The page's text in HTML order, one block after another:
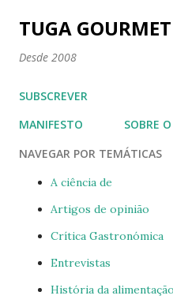
Avançar para o
TUGA
Desde 2008
SUBSCREVER
MANIFESTO
SOBRE
NAVEGAR POR TEMÁTICAS
A ciência de
Artigos de opinião
Crítica Gastronómica
Entrevistas
História da alimentação